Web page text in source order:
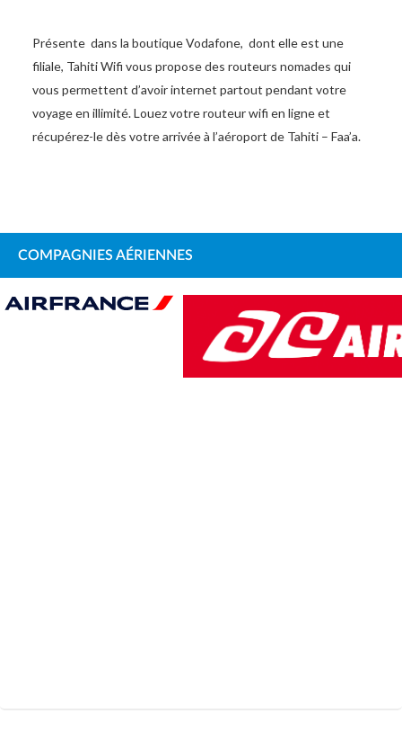
Présente dans la boutique Vodafone, dont elle est une
filiale, Tahiti Wifi vous propose des routeurs nomades qui
vous permettent d’avoir internet partout pendant votre
voyage en illimité. Louez votre routeur wifi en ligne et
récupérez-le dès votre arrivée à l’aéroport de Tahiti – Faa’a.
COMPAGNIES AÉRIENNES